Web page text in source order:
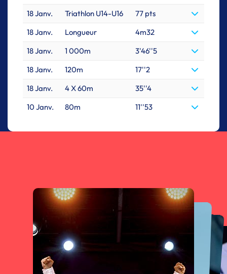
18 Janv.
Triathlon U14-U16
77 pts
18 Janv.
Longueur
4m32
18 Janv.
1 000m
3'46''5
18 Janv.
120m
17''2
18 Janv.
4 X 60m
35''4
10 Janv.
80m 11''53